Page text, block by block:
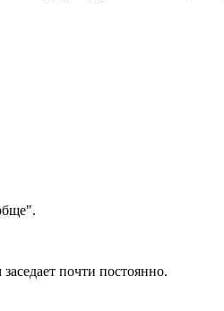
почти постоянно.